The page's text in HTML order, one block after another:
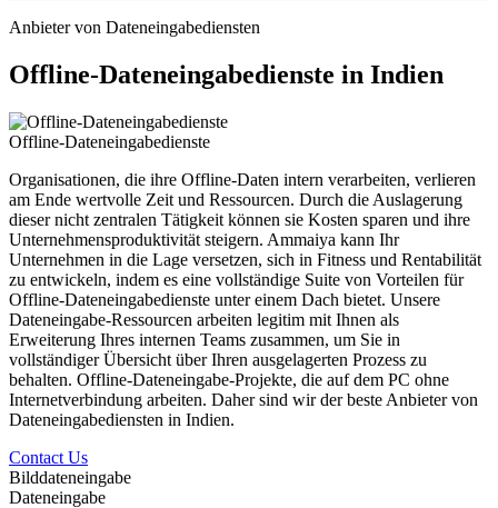
Anbieter von Dateneingabediensten
Offline-Dateneingabedienste in Indien
Offline-Dateneingabedienste
Organisationen, die ihre Offline-Daten intern verarbeiten, verlieren
am Ende wertvolle Zeit und Ressourcen. Durch die Auslagerung
dieser nicht zentralen Tätigkeit können sie Kosten sparen und ihre
Unternehmensproduktivität steigern. Ammaiya kann Ihr
Unternehmen in die Lage versetzen, sich in Fitness und Rentabilität
zu entwickeln, indem es eine vollständige Suite von Vorteilen für
Offline-Dateneingabedienste unter einem Dach bietet. Unsere
Dateneingabe-Ressourcen arbeiten legitim mit Ihnen als
Erweiterung Ihres internen Teams zusammen, um Sie in
vollständiger Übersicht über Ihren ausgelagerten Prozess zu
behalten. Offline-Dateneingabe-Projekte, die auf dem PC ohne
Internetverbindung arbeiten. Daher sind wir der beste Anbieter von
Dateneingabediensten in Indien.
Contact Us
Bilddateneingabe
Dateneingabe